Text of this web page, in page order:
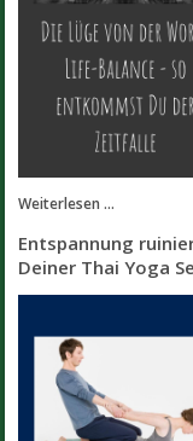
Weiterlesen ...
Entspannung
Deiner Thai Yoga